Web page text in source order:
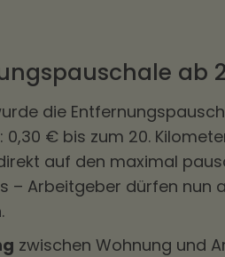
ab
die
€ bis zum 20.
auf den maximal
– Arbeitgeber dürfen nun
zwischen Wohnung und